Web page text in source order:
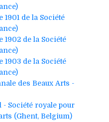
de la Société
1902 de la Société
1903 de la Société
des Beaux Arts -
- Société royale pour
(Ghent, Belgium)